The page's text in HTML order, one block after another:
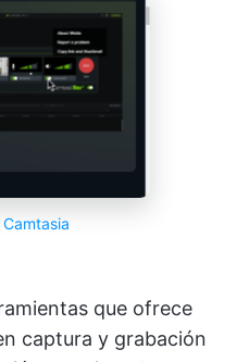
Camtasia
que ofrece
captura y grabación